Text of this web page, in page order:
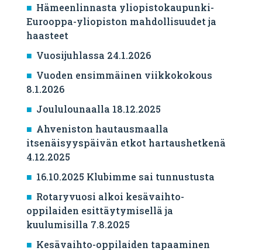
Hämeenlinnasta yliopistokaupunki-
Eurooppa-yliopiston mahdollisuudet ja
haasteet
Vuosijuhlassa 24.1.2026
Vuoden ensimmäinen viikkokokous
8.1.2026
Joululounaalla 18.12.2025
Ahveniston hautausmaalla
itsenäisyyspäivän etkot hartaushetkenä
4.12.2025
16.10.2025 Klubimme sai tunnustusta
Rotaryvuosi alkoi kesävaihto-
oppilaiden esittäytymisellä ja
kuulumisilla 7.8.2025
Kesävaihto-oppilaiden tapaaminen